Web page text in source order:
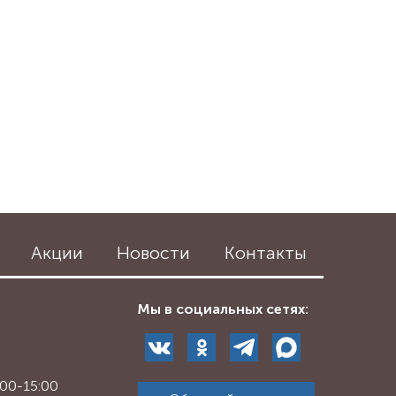
Акции Новости Контакты
15:00
Мы в социальных сетях: